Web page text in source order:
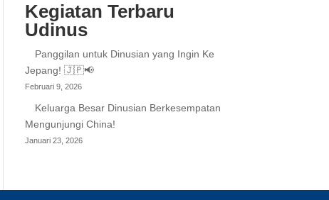
Kegiatan Terbaru
Udinus
Panggilan untuk Dinusian yang Ingin Ke
Jepang! 🇯🇵📢
Februari 9, 2026
Keluarga Besar Dinusian Berkesempatan
Mengunjungi China!
Januari 23, 2026